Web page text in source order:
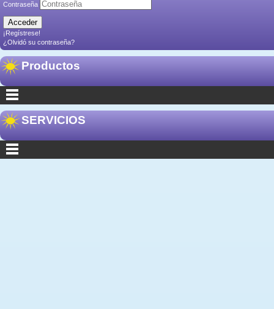
Contraseña
¡Regístrese!
¿Olvidó su contraseña?
Productos
SERVICIOS